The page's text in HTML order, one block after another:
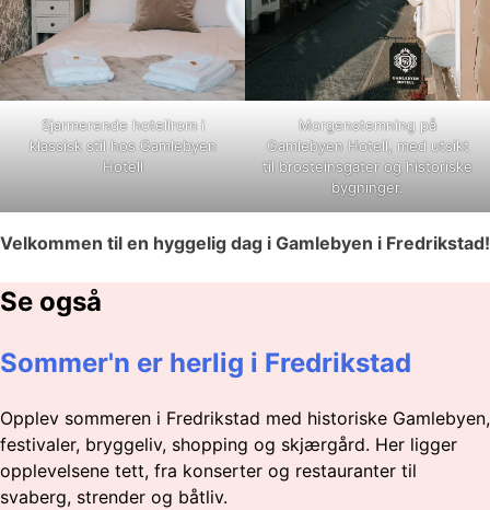
Sjarmerende hotellrom i
klassisk stil hos Gamlebyen
Hotell
Morgenstemning på
Gamlebyen Hotell, med utsikt
til brosteinsgater og historiske
bygninger.
Velkommen til en hyggelig dag i Gamlebyen i Fredrikstad!
Se også
Sommer'n er herlig i Fredrikstad
Opplev sommeren i Fredrikstad med historiske Gamlebyen,
festivaler, bryggeliv, shopping og skjærgård. Her ligger
opplevelsene tett, fra konserter og restauranter til
svaberg, strender og båtliv.